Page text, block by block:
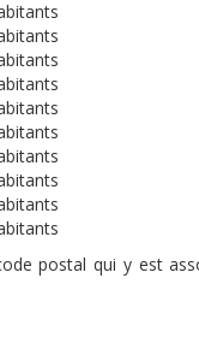
postal qui y est